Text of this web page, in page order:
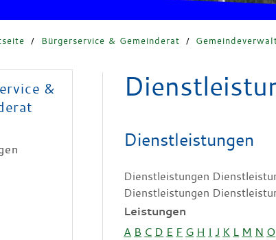
/ Bürgerservice & Gemeinderat /
&
Dienstleistungen
Dienstleistungen
Dienstleistungen
Leistungen
A B C D E F G H I J K L M N O